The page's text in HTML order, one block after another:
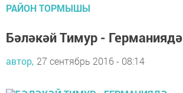
РАЙОН ТОРМЫШЫ
Бәләкәй Тимур - Германиядә
автор, 27 сентябрь 2016 - 08:14